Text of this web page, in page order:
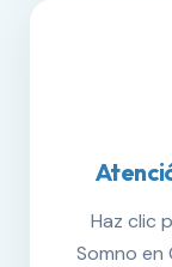
Haz clic
Somno en